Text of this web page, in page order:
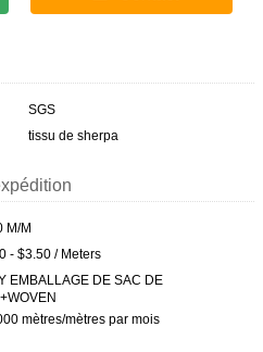
SGS
tissu de sherpa
M/M
- $3.50 / Meters
EMBALLAGE DE SAC DE
mètres/mètres par mois